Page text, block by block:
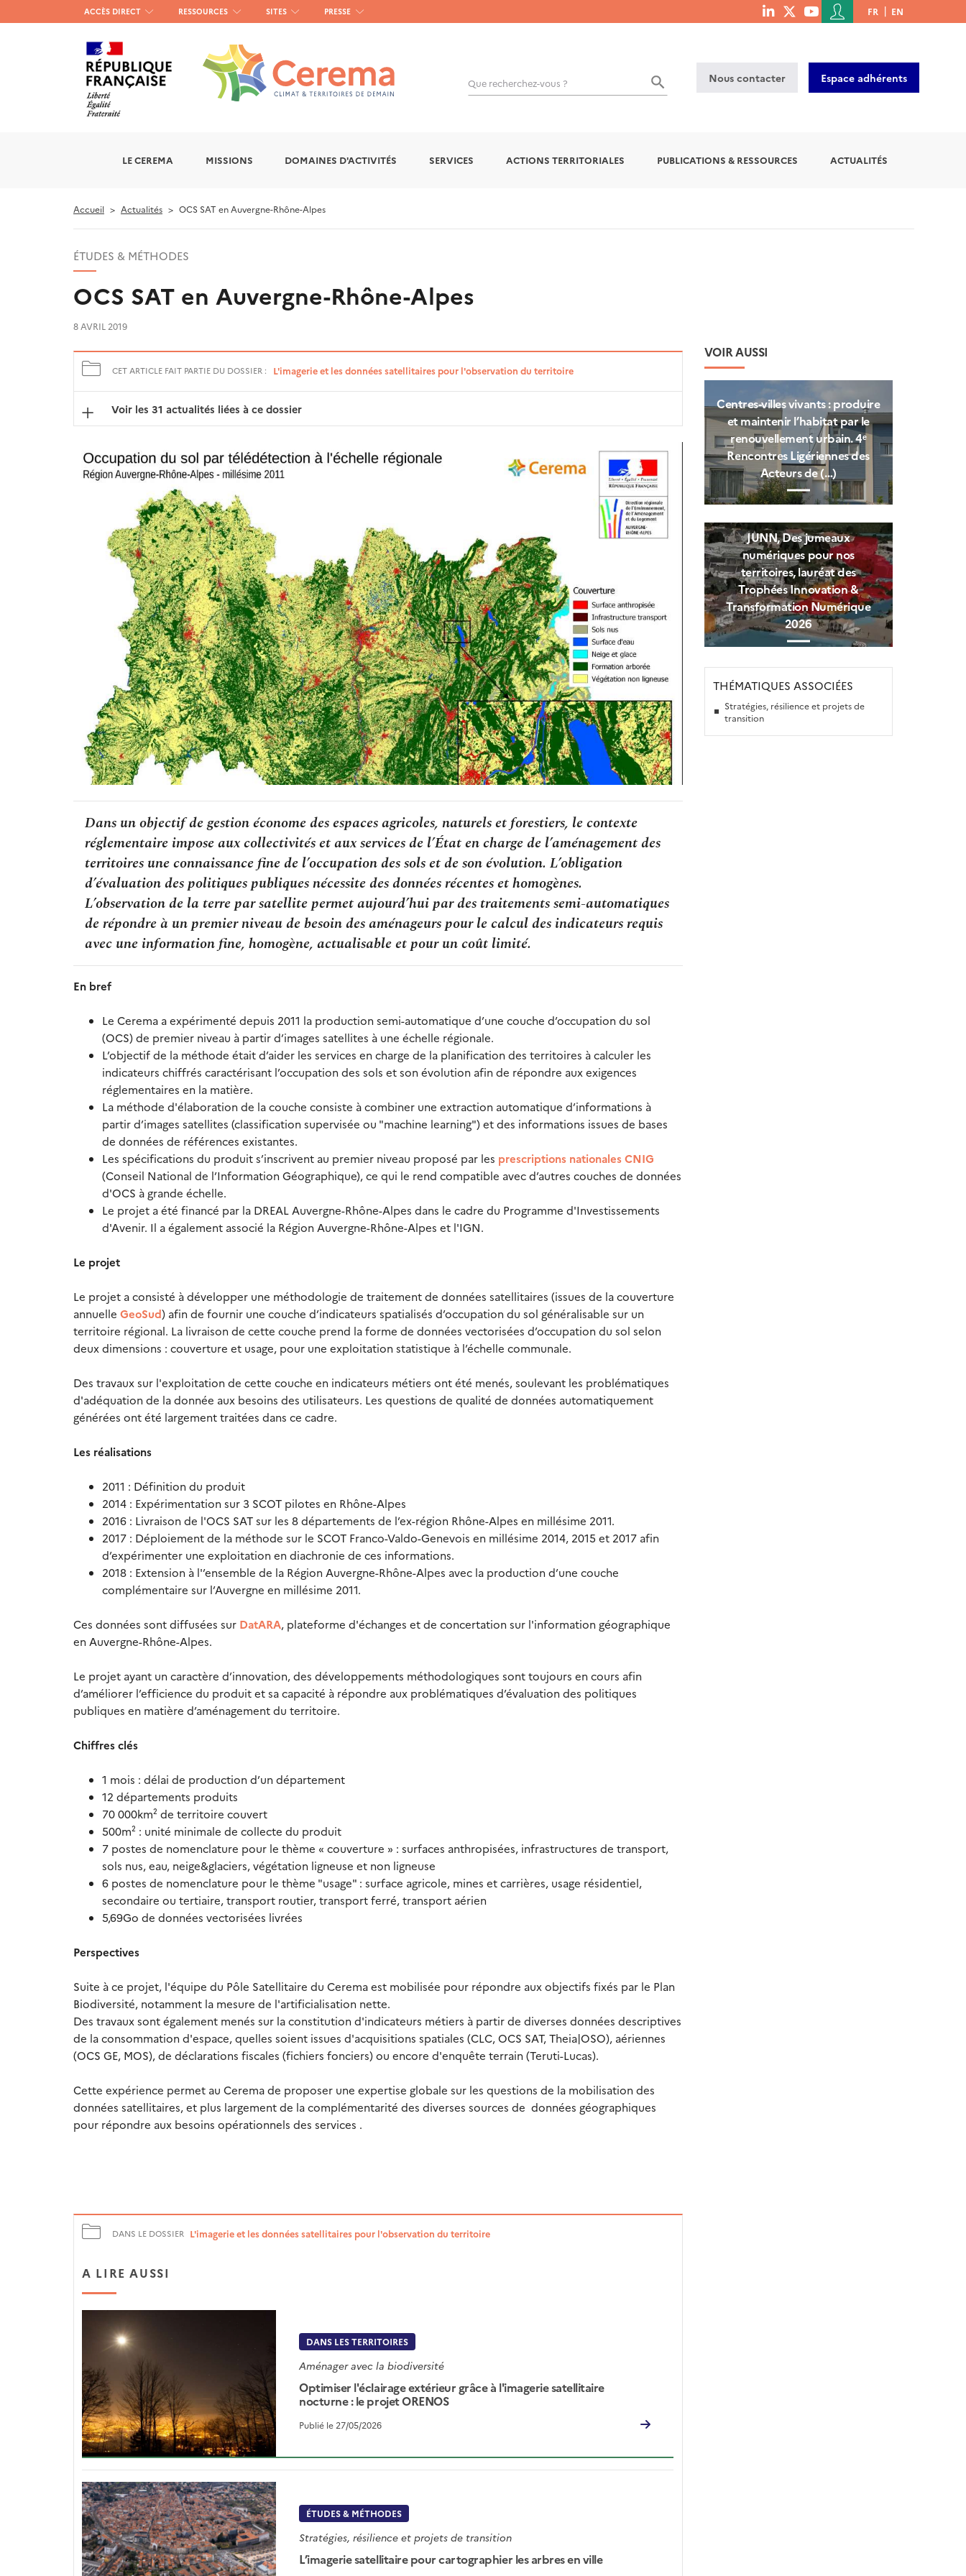
Menu
haut
gauche
ACCÈS DIRECT RESSOURCES SITES PRESSE
menu
Menu
du
de
l'utilisateur
FR EN
Que recherchez-vous ? Nous contacter Espace adhérents
LE CEREMA MISSIONS DOMAINES D'ACTIVITÉS SERVICES ACTIONS TERRITORIALES PUBLICATIONS & RESSOURCES ACTUALITÉS
Accueil Actualités OCS SAT en Auvergne-Rhône-Alpes
ÉTUDES & MÉTHODES
OCS SAT en Auvergne-Rhône-Alpes
8 AVRIL 2019
CET ARTICLE FAIT PARTIE DU DOSSIER : L'imagerie et les données satellitaires pour l'observation du territoire
Voir les 31 actualités liées à ce dossier
Dans un objectif de gestion économe des espaces agricoles, naturels et forestiers, le contexte
réglementaire impose aux collectivités et aux services de l’État en charge de l’aménagement des
territoires une connaissance fine de l’occupation des sols et de son évolution. L’obligation
d’évaluation des politiques publiques nécessite des données récentes et homogènes.
L’observation de la terre par satellite permet aujourd’hui par des traitements semi-automatiques
de répondre à un premier niveau de besoin des aménageurs pour le calcul des indicateurs requis
avec une information fine, homogène, actualisable et pour un coût limité.
En bref
Le Cerema a expérimenté depuis 2011 la production semi-automatique d’une couche d’occupation du sol
(OCS) de premier niveau à partir d’images satellites à une échelle régionale.
L’objectif de la méthode était d’aider les services en charge de la planification des territoires à calculer les
indicateurs chiffrés caractérisant l’occupation des sols et son évolution afin de répondre aux exigences
réglementaires en la matière.
La méthode d'élaboration de la couche consiste à combiner une extraction automatique d’informations à
partir d’images satellites (classification supervisée ou "machine learning") et des informations issues de bases
de données de références existantes.
Les spécifications du produit s’inscrivent au premier niveau proposé par les prescriptions nationales CNIG
(Conseil National de l’Information Géographique), ce qui le rend compatible avec d’autres couches de données
d'OCS à grande échelle.
Le projet a été financé par la DREAL Auvergne-Rhône-Alpes dans le cadre du Programme d'Investissements
d'Avenir. Il a également associé la Région Auvergne-Rhône-Alpes et l'IGN.
Le projet
Le projet a consisté à développer une méthodologie de traitement de données satellitaires (issues de la couverture
annuelle GeoSud) afin de fournir une couche d’indicateurs spatialisés d’occupation du sol généralisable sur un
territoire régional. La livraison de cette couche prend la forme de données vectorisées d’occupation du sol selon
deux dimensions : couverture et usage, pour une exploitation statistique à l’échelle communale.
Des travaux sur l'exploitation de cette couche en indicateurs métiers ont été menés, soulevant les problématiques
d'adéquation de la donnée aux besoins des utilisateurs. Les questions de qualité de données automatiquement
générées ont été largement traitées dans ce cadre.
Les réalisations
2011 : Définition du produit
2014 : Expérimentation sur 3 SCOT pilotes en Rhône-Alpes
2016 : Livraison de l'OCS SAT sur les 8 départements de l’ex-région Rhône-Alpes en millésime 2011.
2017 : Déploiement de la méthode sur le SCOT Franco-Valdo-Genevois en millésime 2014, 2015 et 2017 afin
d’expérimenter une exploitation en diachronie de ces informations.
2018 : Extension à l'’ensemble de la Région Auvergne-Rhône-Alpes avec la production d’une couche
complémentaire sur l’Auvergne en millésime 2011.
Ces données sont diffusées sur DatARA, plateforme d'échanges et de concertation sur l'information géographique
en Auvergne-Rhône-Alpes.
Le projet ayant un caractère d’innovation, des développements méthodologiques sont toujours en cours afin
d’améliorer l’efficience du produit et sa capacité à répondre aux problématiques d’évaluation des politiques
publiques en matière d’aménagement du territoire.
Chiffres clés
1 mois : délai de production d’un département
12 départements produits
70 000km² de territoire couvert
500m² : unité minimale de collecte du produit
7 postes de nomenclature pour le thème « couverture » : surfaces anthropisées, infrastructures de transport,
sols nus, eau, neige&glaciers, végétation ligneuse et non ligneuse
6 postes de nomenclature pour le thème "usage" : surface agricole, mines et carrières, usage résidentiel,
secondaire ou tertiaire, transport routier, transport ferré, transport aérien
5,69Go de données vectorisées livrées
Perspectives
Suite à ce projet, l'équipe du Pôle Satellitaire du Cerema est mobilisée pour répondre aux objectifs fixés par le Plan
Biodiversité, notamment la mesure de l'artificialisation nette.
Des travaux sont également menés sur la constitution d'indicateurs métiers à partir de diverses données descriptives
de la consommation d'espace, quelles soient issues d'acquisitions spatiales (CLC, OCS SAT, Theia|OSO), aériennes
(OCS GE, MOS), de déclarations fiscales (fichiers fonciers) ou encore d'enquête terrain (Teruti-Lucas).
Cette expérience permet au Cerema de proposer une expertise globale sur les questions de la mobilisation des
données satellitaires, et plus largement de la complémentarité des diverses sources de données géographiques
pour répondre aux besoins opérationnels des services .
DANS LE DOSSIER L'imagerie et les données satellitaires pour l'observation du territoire
A LIRE AUSSI
DANS LES TERRITOIRES
Aménager avec la biodiversité
Optimiser l'éclairage extérieur grâce à l'imagerie satellitaire
nocturne : le projet ORENOS
Publié le 27/05/2026
ÉTUDES & MÉTHODES
Stratégies, résilience et projets de transition
L’imagerie satellitaire pour cartographier les arbres en ville
VOIR AUSSI
Centres‑villes vivants : produire
et maintenir l’habitat par le
renouvellement urbain. 4ᵉ
Rencontres Ligériennes des
Acteurs de (…)
JUNN, Des jumeaux
numériques pour nos
territoires, lauréat des
Trophées Innovation &
Transformation Numérique
2026
THÉMATIQUES ASSOCIÉES
Stratégies, résilience et projets de
transition